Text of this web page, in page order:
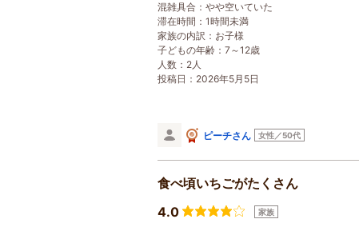
混雑具合：やや空いていた
滞在時間：1時間未満
家族の内訳： お子様
子どもの年齢： 7～12歳
人数：2人
投稿日：2026年5月5日
ピーチさん 女性／50代
食べ頃いちごがたくさん
4.0
家族